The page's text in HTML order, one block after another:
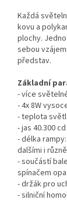
Každá
kovu a
plochy.
sebou
představ.
Základní
- více
- 4x 8W
- teplota
- jas 40.300 cd
- délka
dalšími i
- součástí
spínačem
- držák pro
- silniční